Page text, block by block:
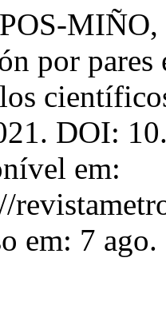
por pares
DOI:
em:
em: 7